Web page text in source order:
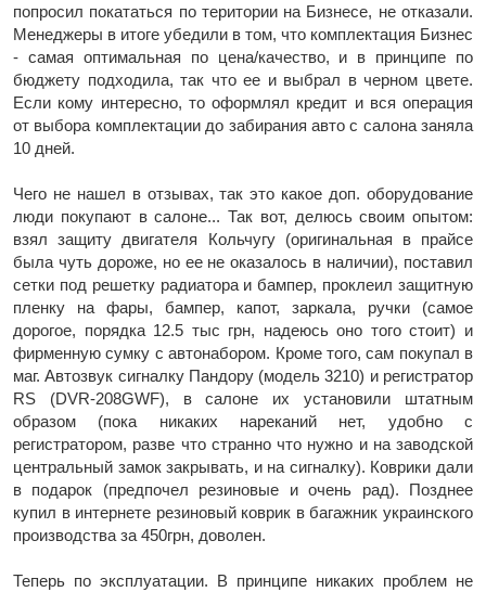
попросил покататься по територии на Бизнесе, не отказали.
Менеджеры в итоге убедили в том, что комплектация Бизнес
- самая оптимальная по цена/качество, и в принципе по
бюджету подходила, так что ее и выбрал в черном цвете.
Если кому интересно, то оформлял кредит и вся операция
от выбора комплектации до забирания авто с салона заняла
10 дней.
Чего не нашел в отзывах, так это какое доп. оборудование
люди покупают в салоне... Так вот, делюсь своим опытом:
взял защиту двигателя Кольчугу (оригинальная в прайсе
была чуть дороже, но ее не оказалось в наличии), поставил
сетки под решетку радиатора и бампер, проклеил защитную
пленку на фары, бампер, капот, заркала, ручки (самое
дорогое, порядка 12.5 тыс грн, надеюсь оно того стоит) и
фирменную сумку с автонабором. Кроме того, сам покупал в
маг. Автозвук сигналку Пандору (модель 3210) и регистратор
RS (DVR-208GWF), в салоне их установили штатным
образом (пока никаких нареканий нет, удобно с
регистратором, разве что странно что нужно и на заводской
центральный замок закрывать, и на сигналку). Коврики дали
в подарок (предпочел резиновые и очень рад). Позднее
купил в интернете резиновый коврик в багажник украинского
производства за 450грн, доволен.
Теперь по эксплуатации. В принципе никаких проблем не